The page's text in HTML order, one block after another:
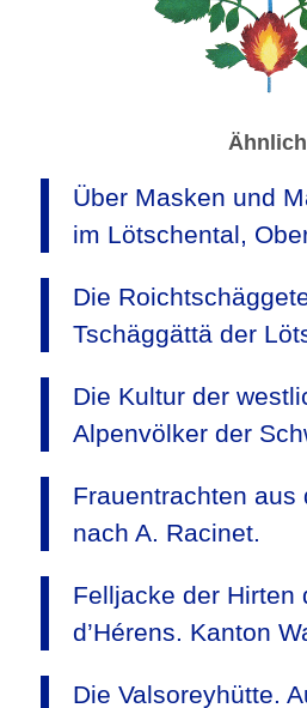
Ähnlich
Über Masken und
im Lötschental,
Die
Tschäggättä der
Die Kultur der
Alpenvölker der
Frauentrachten aus
nach A. Racinet.
Felljacke der Hirten
d’Hérens. Kanton
Die Valsoreyhütte.